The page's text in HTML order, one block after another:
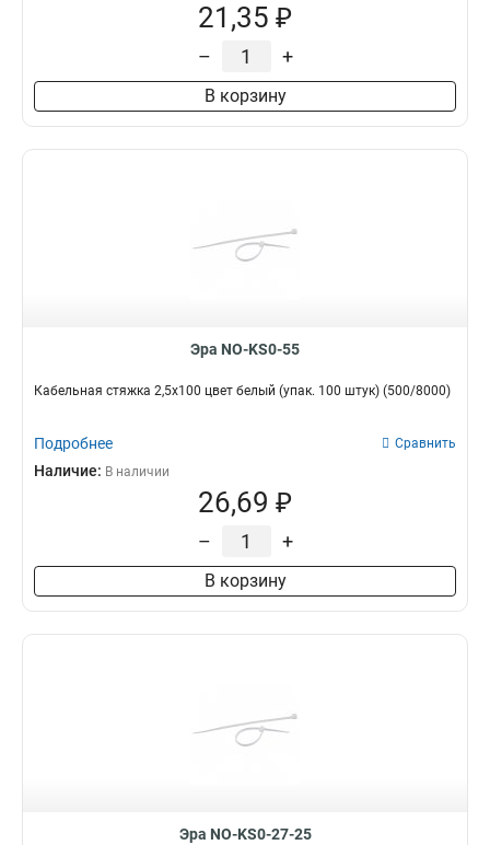
21,35 ₽
– +
В корзину
Эра NO-KS0-55
Кабельная стяжка 2,5х100 цвет белый (упак. 100 штук) (500/8000)
Подробнее Сравнить
Наличие: В наличии
26,69 ₽
– +
В корзину
Эра NO-KS0-27-25